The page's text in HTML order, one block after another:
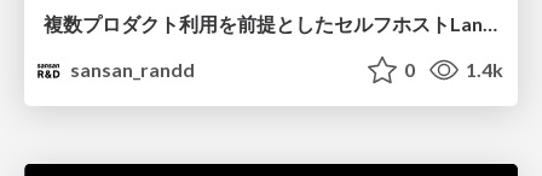
複数プロダクト利用を前提としたセルフホストLangfuse導入事例 / shibuya_AI_4
sansan_randd
0 1.4k